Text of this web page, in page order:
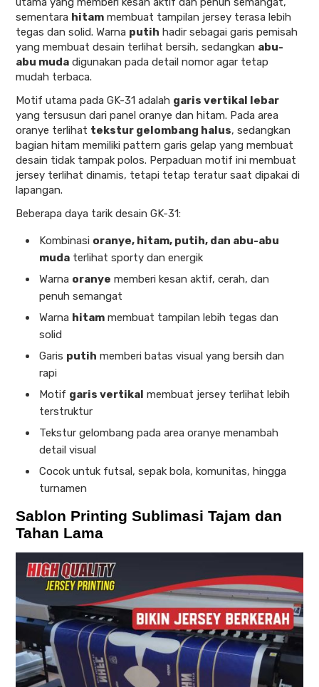
sementara hitam membuat tampilan jersey terasa lebih
tegas dan solid. Warna putih hadir sebagai garis pemisah
yang membuat desain terlihat bersih, sedangkan abu-
abu muda digunakan pada detail nomor agar tetap
mudah terbaca.
Motif utama pada GK-31 adalah garis vertikal lebar
yang tersusun dari panel oranye dan hitam. Pada area
oranye terlihat tekstur gelombang halus, sedangkan
bagian hitam memiliki pattern garis gelap yang membuat
desain tidak tampak polos. Perpaduan motif ini membuat
jersey terlihat dinamis, tetapi tetap teratur saat dipakai di
lapangan.
Beberapa daya tarik desain GK-31:
Kombinasi oranye, hitam, putih, dan abu-abu
muda terlihat sporty dan energik
Warna oranye memberi kesan aktif, cerah, dan
penuh semangat
Warna hitam membuat tampilan lebih tegas dan
solid
Garis putih memberi batas visual yang bersih dan
rapi
Motif garis vertikal membuat jersey terlihat lebih
terstruktur
Tekstur gelombang pada area oranye menambah
detail visual
Cocok untuk futsal, sepak bola, komunitas, hingga
turnamen
Sablon Printing Sublimasi Tajam dan
Tahan Lama